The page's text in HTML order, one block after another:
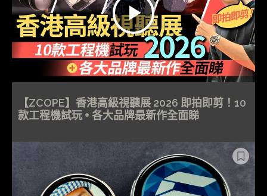
【ZCOPE】香港高級視聽展 2026 即拍即剪！10
款工程機試玩 + 各大品牌最新作全面睇